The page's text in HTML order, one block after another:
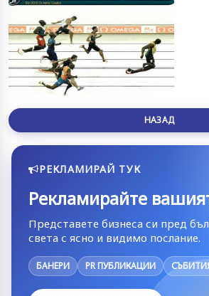
НАЗАД
РЕКЛАМИРАЙ ТУК
Рекламирайте
Представете бизнеса си пред
света с ясно и видимо послание.
БАНЕРИ PR ПУБЛИКАЦИИ